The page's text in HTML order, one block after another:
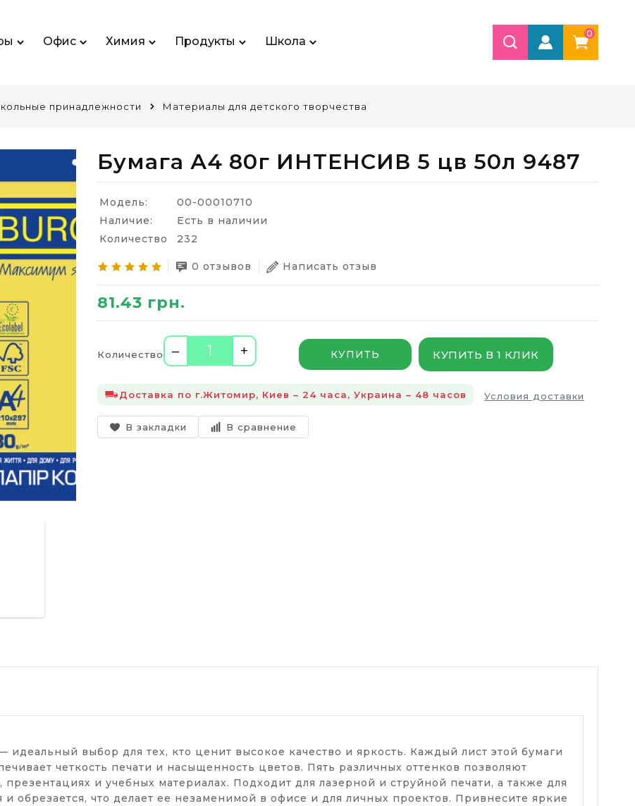
Офис Химия Продукты Школа
0
принадлежности Материалы для детского творчества
Бумага А4 80г ИНТЕНСИВ 5 цв 50л 9487
Модель:
00-00010710
Наличие:
Есть в наличии
Количество
232
0 отзывов Написать отзыв
81.43 грн.
Количество – + КУПИТЬ КУПИТЬ В 1 КЛИК
Доставка по г.Житомир, Киев – 24 часа, Украина – 48 часов Условия доставки
В закладки В сравнение
выбор для тех, кто ценит высокое качество и яркость. Каждый лист этой бумаги
четкость печати и насыщенность цветов. Пять различных оттенков позволяют
и учебных материалах. Подходит для лазерной и струйной печати, а также для
и обрезается, что делает ее незаменимой в офисе и для личных проектов. Привнесите яркие